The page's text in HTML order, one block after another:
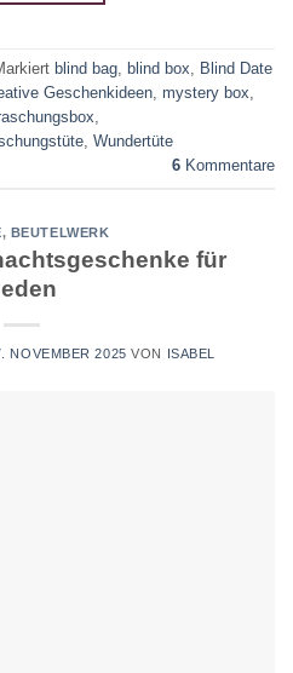
blind bag blind box
Blind Date
Geschenkideen mystery box
Wundertüte
6 Kommentare
, BEUTELWERK
für
NOVEMBER 2025 VON ISABEL